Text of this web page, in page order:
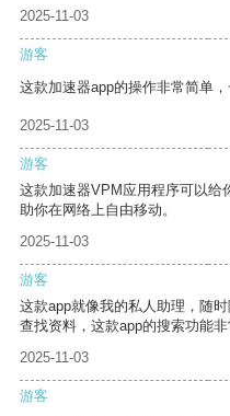
2025-11-03
游客
这款加速器app的操作非常简单
2025-11-03
游客
这款加速器VPM应用程序可以给
助你在网络上自由移动。
2025-11-03
游客
这款app就像我的私人助理，随
查找资料，这款app的搜索功能
2025-11-03
游客